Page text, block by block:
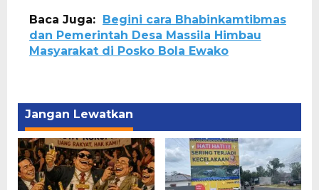
Baca Juga:
Begini cara Bhabinkamtibmas
dan Pemerintah Desa Massila Himbau
Masyarakat di Posko Bola Ewako
Jangan Lewatkan